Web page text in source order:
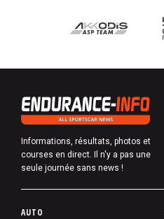
Informations, résultats, photos et
courses en direct. Il n'y a pas une
seule journée sans news !
P
AUTO